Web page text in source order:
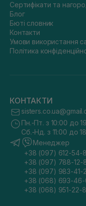
Сертифікати та
Блог
Бюті словник
Контакти
Умови використання
Політика
КОНТАКТИ
Пн.-Пт. з 10:00 до
Сб.-Нд. з 11:00 до
Менеджер
+38 (097) 612-54-
+38 (097) 788-12-
+38 (097) 983-41-
+38 (068) 693-46-
+38 (068) 951-22-